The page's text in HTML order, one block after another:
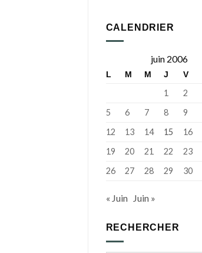
CALENDRIER
juin 2006
L M M J V
1 2
5
6 7 8 9
12
13 14 15 16
19
20 21 22 23
26
27 28 29 30
« Juin Juin »
RECHERCHER